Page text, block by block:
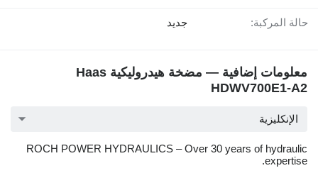
حالة المركبة: جديد
معلومات إضافية — مضخة هيدروليكية Haas
HDWV700E1-A2
الإنكليزية
ROCH POWER HYDRAULICS – Over 30 years of hydraulic
expertise.